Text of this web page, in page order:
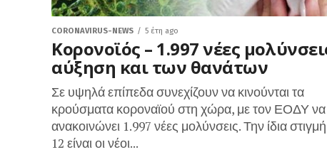
CORONAVIRUS-NEWS 5 έτη ago
Κορονοϊός – 1.997 νέες
αύξηση και των θανάτων
Σε υψηλά επίπεδα συνεχίζουν να κινούνται τα
κρούσματα κοροναϊού στη χώρα, με τον ΕΟΔΥ να
ανακοινώνει 1.997 νέες μολύνσεις. Την ίδια
12 είναι οι νέοι...